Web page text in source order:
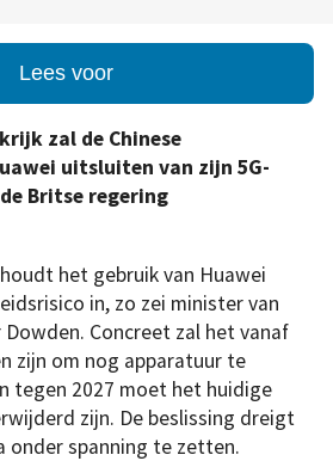
Lees voor
zal de Chinese
uitsluiten van zijn 5G-
Britse regering
het gebruik van Huawei
in, zo zei minister van
Concreet zal het vanaf
zijn om nog apparatuur te
tegen 2027 moet het huidige
zijn. De beslissing dreigt
onder spanning te zetten.